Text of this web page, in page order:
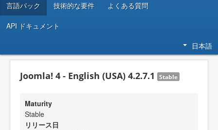
言語パック 技術的な要件 よくある質問
API ドキュメント
日本語
Joomla! 4 - English (USA) 4.2.7.1 Stable
Maturity
Stable
リリース日